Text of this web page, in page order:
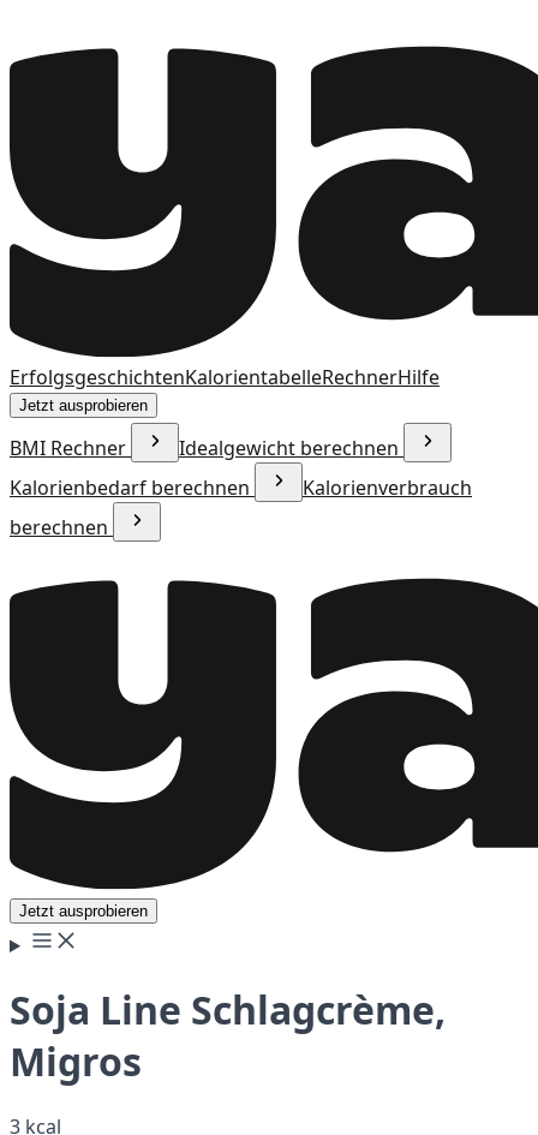
ErfolgsgeschichtenKalorientabelleRechnerHilfe
Jetzt ausprobieren
BMI Rechner
Idealgewicht berechnen
Kalorienbedarf berechnen
Kalorienverbrauch
berechnen
Jetzt ausprobieren
Soja Line Schlagcrème,
Migros
3 kcal